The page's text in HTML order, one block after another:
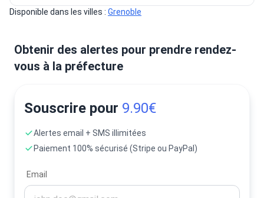
Disponible dans les villes : Grenoble
Obtenir des alertes pour prendre rendez-
vous à la préfecture
Souscrire pour 9.90€
Alertes email + SMS illimitées
Paiement 100% sécurisé (Stripe ou PayPal)
Email